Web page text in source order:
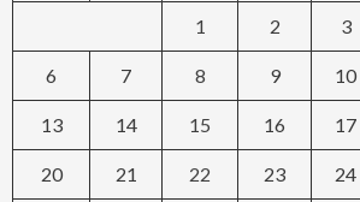
1 2 3
6 7 8 9 10
13 14 15 16 17
20 21 22 23 24